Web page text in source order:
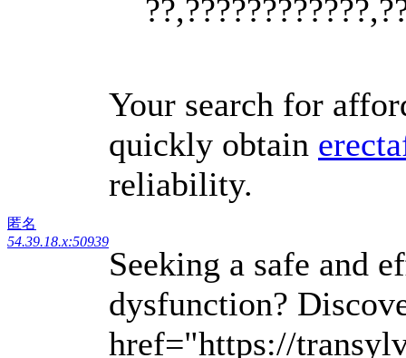
匿名
54.39.18.x:50939
Your search for
quickly obtain
reliability.
Seeking a safe and
dysfunction?
href="https://